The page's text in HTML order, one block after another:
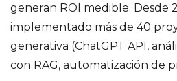
generan ROI medible. Desde
implementado más de 40
generativa (ChatGPT API,
con RAG, automatización de